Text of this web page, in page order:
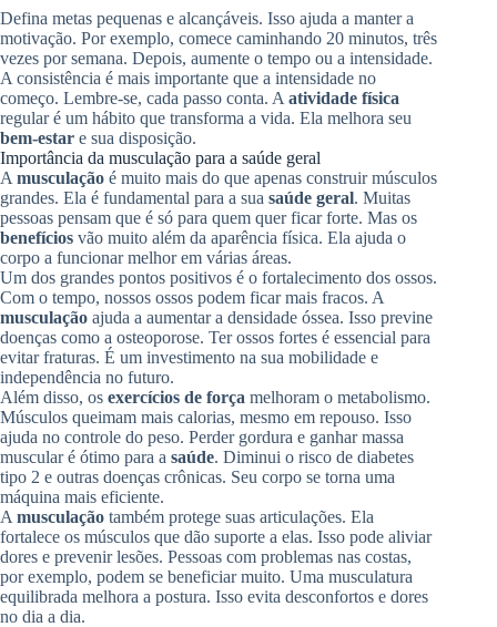
Defina metas pequenas e alcançáveis. Isso ajuda a manter a
motivação. Por exemplo, comece caminhando 20 minutos, três
vezes por semana. Depois, aumente o tempo ou a intensidade.
A consistência é mais importante que a intensidade no
começo. Lembre-se, cada passo conta. A atividade física
regular é um hábito que transforma a vida. Ela melhora seu
bem-estar e sua disposição.
Importância da musculação para a saúde geral
A musculação é muito mais do que apenas construir músculos
grandes. Ela é fundamental para a sua saúde geral. Muitas
pessoas pensam que é só para quem quer ficar forte. Mas os
benefícios vão muito além da aparência física. Ela ajuda o
corpo a funcionar melhor em várias áreas.
Um dos grandes pontos positivos é o fortalecimento dos ossos.
Com o tempo, nossos ossos podem ficar mais fracos. A
musculação ajuda a aumentar a densidade óssea. Isso previne
doenças como a osteoporose. Ter ossos fortes é essencial para
evitar fraturas. É um investimento na sua mobilidade e
independência no futuro.
Além disso, os exercícios de força melhoram o metabolismo.
Músculos queimam mais calorias, mesmo em repouso. Isso
ajuda no controle do peso. Perder gordura e ganhar massa
muscular é ótimo para a saúde. Diminui o risco de diabetes
tipo 2 e outras doenças crônicas. Seu corpo se torna uma
máquina mais eficiente.
A musculação também protege suas articulações. Ela
fortalece os músculos que dão suporte a elas. Isso pode aliviar
dores e prevenir lesões. Pessoas com problemas nas costas,
por exemplo, podem se beneficiar muito. Uma musculatura
equilibrada melhora a postura. Isso evita desconfortos e dores
no dia a dia.